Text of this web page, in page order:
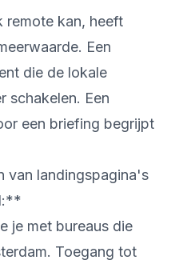
remote kan, heeft
Een
die de lokale
schakelen. Een
een briefing begrijpt
van landingspagina's
je met bureaus die
Toegang tot